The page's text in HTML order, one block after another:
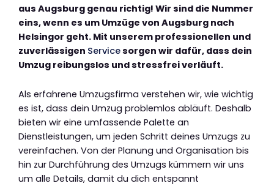
aus Augsburg genau richtig! Wir sind die Nummer
eins, wenn es um Umzüge von Augsburg nach
Helsingor geht. Mit unserem professionellen und
zuverlässigen Servicesorgen wir dafür, dass dein
Umzug reibungslos und stressfrei verläuft.
Als erfahrene Umzugsfirma verstehen wir, wie wichtig
es ist, dass dein Umzug problemlos abläuft. Deshalb
bieten wir eine umfassende Palette an
Dienstleistungen, um jeden Schritt deines Umzugs zu
vereinfachen. Von der Planung und Organisation bis
hin zur Durchführung des Umzugs kümmern wir uns
um alle Details, damit du dich entspannt